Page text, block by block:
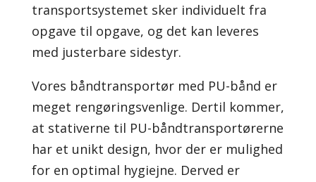
transportsystemet sker individuelt fra
opgave til opgave, og det kan leveres
med justerbare sidestyr.
Vores båndtransportør med PU-bånd er
meget rengøringsvenlige. Dertil kommer,
at stativerne til PU-båndtransportørerne
har et unikt design, hvor der er mulighed
for en optimal hygiejne. Derved er